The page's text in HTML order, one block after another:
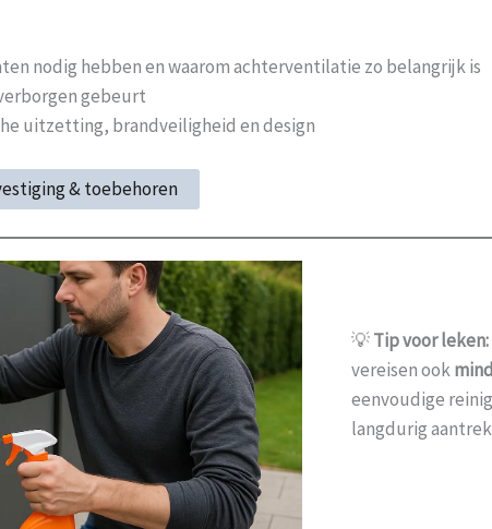
nodig hebben en waarom achterventilatie zo belangrijk is
gebeurt
uitzetting, brandveiligheid en design
& toebehoren
💡Tip voor leken:
vereisen ook
eenvoudige
langdurig